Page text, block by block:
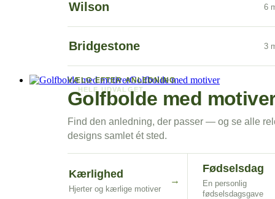
Wilson 6
Bridgestone 3
HELE UDVALGET
Se alle golfbolde med tekst
Golfbolde med motiver
VÆLG EFTER ANLEDNING
Golfbolde med
Find den anledning, der passer — og se alle
designs samlet ét sted.
Kærlighed
Hjerter og kærlige motiver
→
Fødselsdag
En personlig
fødselsdagsgave